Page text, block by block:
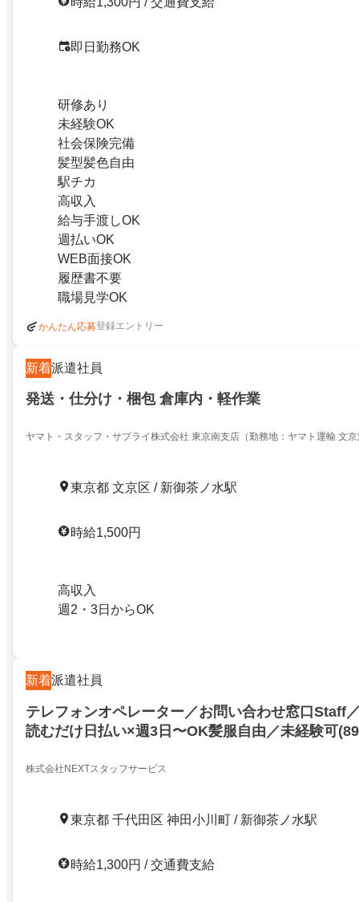
即日勤務OK
研修あり
未経験OK
社会保険完備
髪型髪色自由
駅チカ
高収入
給与手渡しOK
週払いOK
WEB面接OK
履歴書不要
職場見学OK
かんたん応募登録エントリー
新着派遣社員
発送・仕分け・梱包 倉庫内・軽作業
ヤマト・スタッフ・サプライ株式会社 東京南支店（勤務地：ヤマト運輸 文
東京都 文京区 / 新御茶ノ水駅
時給1,500円
高収入
週2・3日からOK
新着派遣社員
テレフォンオペレーター／お問い合わせ窓口Staff
読むだけ日払い×週3日〜OK髪服自由／未経験可
株式会社NEXTスタッフサービス
東京都 千代田区 神田小川町 / 新御茶ノ水駅
時給1,300円 / 交通費支給